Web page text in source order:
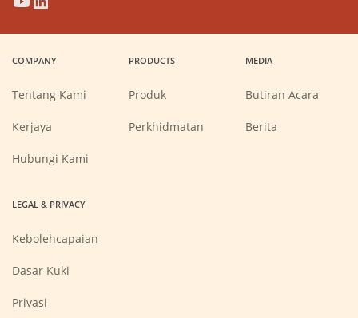
(Opens
in
new
window)
(Opens
in
new
window)
(Opens
in
new
window)
(Opens
in
new
window)
COMPANY
Tentang Kami
Kerjaya
new
window)
Hubungi Kami
PRODUCTS
Produk
Perkhidmatan
MEDIA
Butiran Acara
Berita
LEGAL & PRIVACY
Kebolehcapaian
Dasar Kuki
Privasi